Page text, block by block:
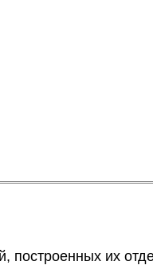
построенных их